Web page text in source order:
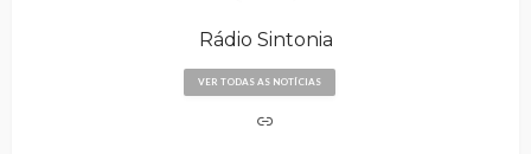
Rádio Sintonia
VER TODAS AS NOTÍCIAS